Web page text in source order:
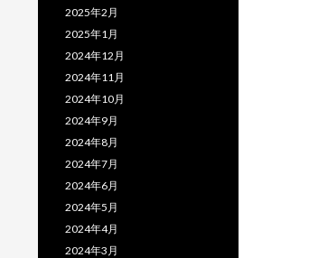
2025年2月
2025年1月
2024年12月
2024年11月
2024年10月
2024年9月
2024年8月
2024年7月
2024年6月
2024年5月
2024年4月
2024年3月